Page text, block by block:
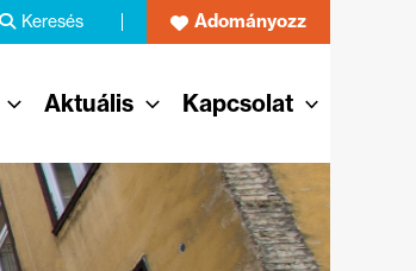
Keresés Adományozz
Aktuális Kapcsolat